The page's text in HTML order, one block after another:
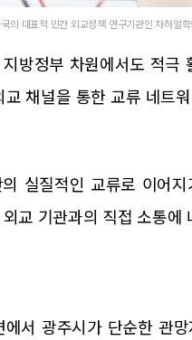
의 대표적 민간 외교정책 연구기관인 차하
방정부 차원에서도 적극
채널을 통한 교류 네트
실질적인 교류로 이어
교 기관과의 직접 소통에
서 광주시가 단순한 관